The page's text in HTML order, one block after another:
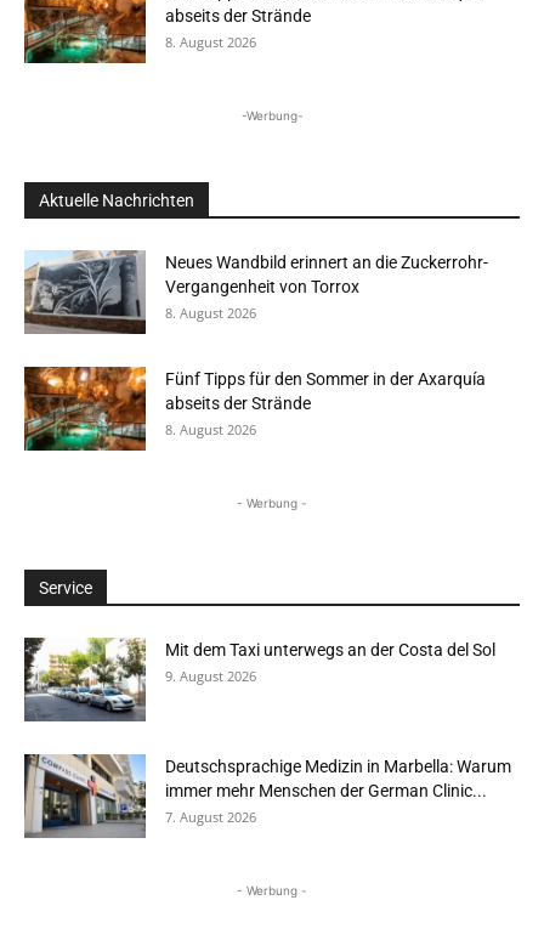
abseits der Strände
8. August 2026
-Werbung-
Aktuelle Nachrichten
Neues Wandbild erinnert an die Zuckerrohr-
Vergangenheit von Torrox
8. August 2026
Fünf Tipps für den Sommer in der Axarquía
abseits der Strände
8. August 2026
- Werbung -
Service
Mit dem Taxi unterwegs an der Costa del Sol
9. August 2026
Deutschsprachige Medizin in Marbella: Warum
immer mehr Menschen der German Clinic...
7. August 2026
- Werbung -